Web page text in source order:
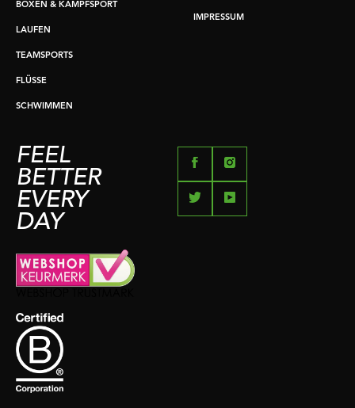
BOXEN & KAMPFSPORT
LAUFEN
TEAMSPORTS
FLÜSSE
SCHWIMMEN
IMPRESSUM
FEEL
BETTER
EVERY
DAY